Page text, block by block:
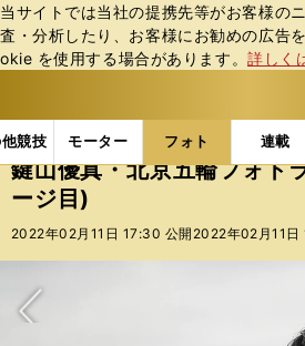
当サイトでは当社の提携先等がお客様の
査・分析したり、お客様にお勧めの広告
okie を使⽤する場合があります。詳しく
競技 モーター フォト 連載
b
ス
ポ
ル
バ
フォトギャラリー 鍵山優真
鍵山優真・北京五輪フォト
ージ目)
2022年02月11日 17:30 公開 2022年02月11日